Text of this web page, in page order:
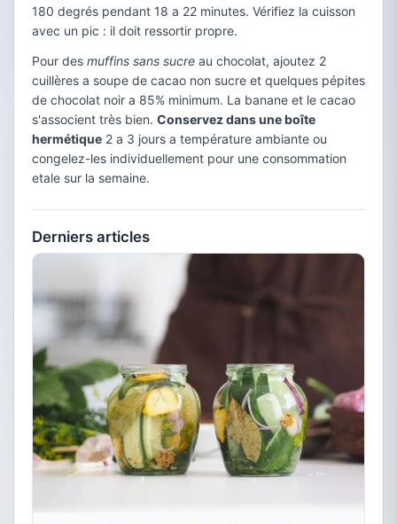
180 degrés pendant 18 a 22 minutes. Vérifiez la cuisson
avec un pic : il doit ressortir propre.
Pour des muffins sans sucre au chocolat, ajoutez 2
cuillères a soupe de cacao non sucre et quelques pépites
de chocolat noir a 85% minimum. La banane et le cacao
s'associent très bien. Conservez dans une boîte
hermétique 2 a 3 jours a température ambiante ou
congelez-les individuellement pour une consommation
etale sur la semaine.
Derniers articles